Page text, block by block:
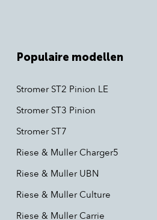
Populaire modellen
Stromer ST2 Pinion LE
Stromer ST3 Pinion
Stromer ST7
Riese & Muller Charger5
Riese & Muller UBN
Riese & Muller Culture
Riese & Muller Carrie